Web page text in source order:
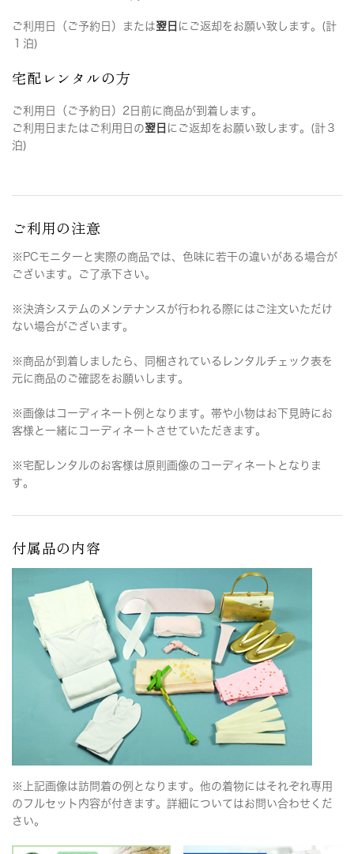
ご利用日（ご予約日）または翌日 にご返却をお願い致します。(計
１泊)
宅配レンタルの方
ご利用日（ご予約日）2日前に商品が到着します。
ご利用日またはご利用日の翌日 にご返却をお願い致します。(計３
泊)
ご利用の注意
※PCモニターと実際の商品では、色味に若干の違いがある場合が
ございます。ご了承下さい。
※決済システムのメンテナンスが行われる際にはご注文いただけ
ない場合がございます。
※商品が到着しましたら、同梱されているレンタルチェック表を
元に商品のご確認をお願いします。
※画像はコーディネート例となります。帯や小物はお下見時にお
客様と一緒にコーディネートさせていただきます。
※宅配レンタルのお客様は原則画像のコーディネートとなりま
す。
付属品の内容
※上記画像は訪問着の例となります。他の着物にはそれぞれ専用
のフルセット内容が付きます。詳細についてはお問い合わせくだ
さい。